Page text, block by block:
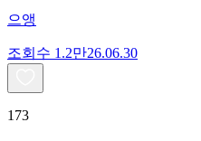
으앵
조회수 1.2만26.06.30
173